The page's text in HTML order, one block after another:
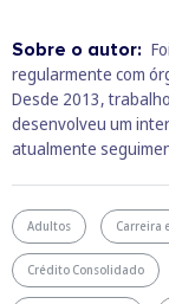
Sobre o autor:
regularmente com
Desde 2013,
desenvolveu um
atualmente
Adultos Carreira
Crédito Consolidado